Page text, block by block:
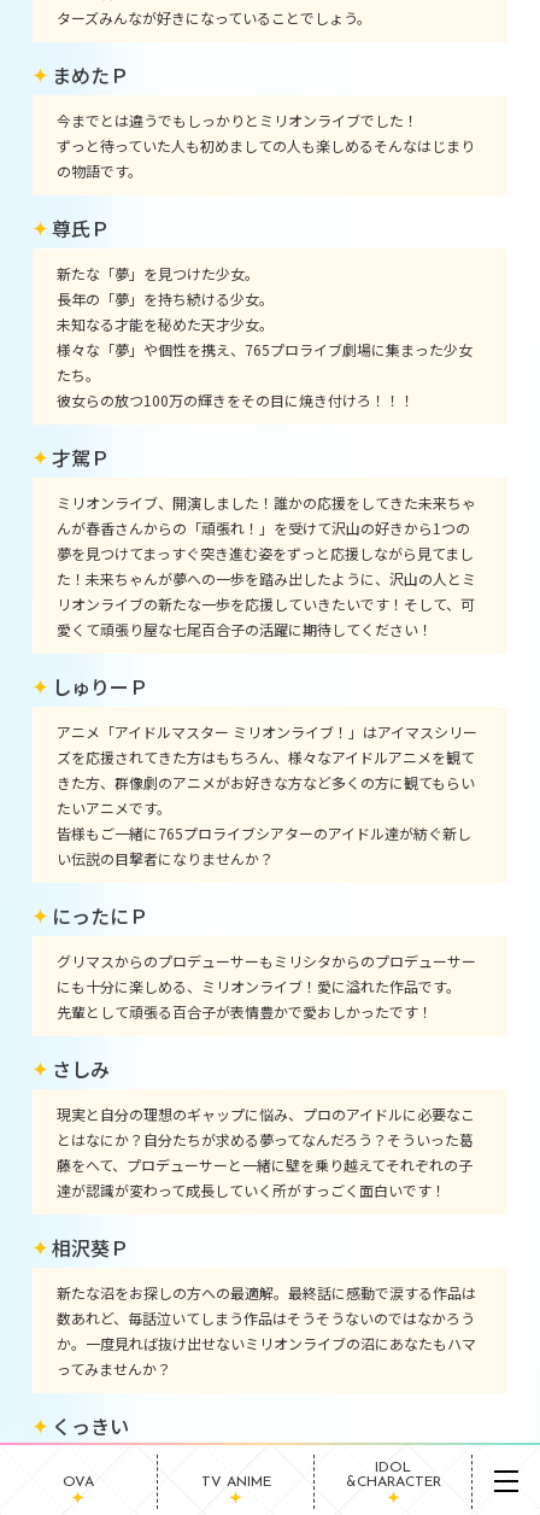
OVA TV ANIME
IDOL
&CHARACTER
ターズみんなが好きになっていることでしょう。
まめたＰ
今までとは違うでもしっかりとミリオンライブでした！
ずっと待っていた人も初めましての人も楽しめるそんなはじまり
の物語です。
尊氏Ｐ
新たな「夢」を見つけた少女。
長年の「夢」を持ち続ける少女。
未知なる才能を秘めた天才少女。
様々な「夢」や個性を携え、765プロライブ劇場に集まった少女
たち。
彼女らの放つ100万の輝きをその目に焼き付けろ！！！
才駕Ｐ
ミリオンライブ、開演しました！誰かの応援をしてきた未来ちゃ
んが春香さんからの「頑張れ！」を受けて沢山の好きから1つの
夢を見つけてまっすぐ突き進む姿をずっと応援しながら見てまし
た！未来ちゃんが夢への一歩を踏み出したように、沢山の人とミ
リオンライブの新たな一歩を応援していきたいです！そして、可
愛くて頑張り屋な七尾百合子の活躍に期待してください！
しゅりーＰ
アニメ「アイドルマスター ミリオンライブ！」はアイマスシリー
ズを応援されてきた方はもちろん、様々なアイドルアニメを観て
きた方、群像劇のアニメがお好きな方など多くの方に観てもらい
たいアニメです。
皆様もご一緒に765プロライブシアターのアイドル達が紡ぐ新し
い伝説の目撃者になりませんか？
にったにＰ
グリマスからのプロデューサーもミリシタからのプロデューサー
にも十分に楽しめる、ミリオンライブ！愛に溢れた作品です。
先輩として頑張る百合子が表情豊かで愛おしかったです！
さしみ
現実と自分の理想のギャップに悩み、プロのアイドルに必要なこ
とはなにか？自分たちが求める夢ってなんだろう？そういった葛
藤をへて、プロデューサーと一緒に壁を乗り越えてそれぞれの子
達が認識が変わって成長していく所がすっごく面白いです！
相沢葵Ｐ
新たな沼をお探しの方への最適解。最終話に感動で涙する作品は
数あれど、毎話泣いてしまう作品はそうそうないのではなかろう
か。一度見れば抜け出せないミリオンライブの沼にあなたもハマ
ってみませんか？
くっきい
第1幕を観終わって家に帰るまで、いつも流している音楽をかけ
ずに帰りました。10年間待ち焦がれた映画はずっと余韻に浸って